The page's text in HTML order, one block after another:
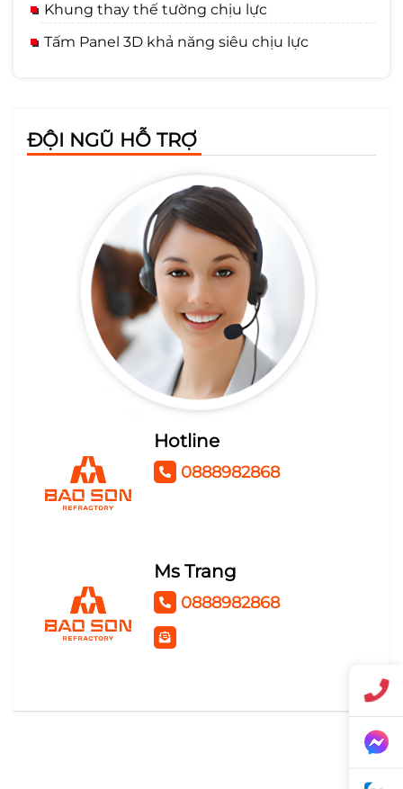
Khung thay thế tường chịu lực
Tấm Panel 3D khả năng siêu chịu lực
ĐỘI NGŨ HỖ TRỢ
Hotline
0888982868
Ms Trang
0888982868